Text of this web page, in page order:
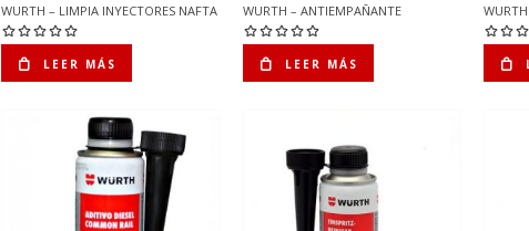
WURTH – LIMPIA INYECTORES NAFTA
LEER MÁS
WURTH – ANTIEMPAÑANTE
LEER MÁS